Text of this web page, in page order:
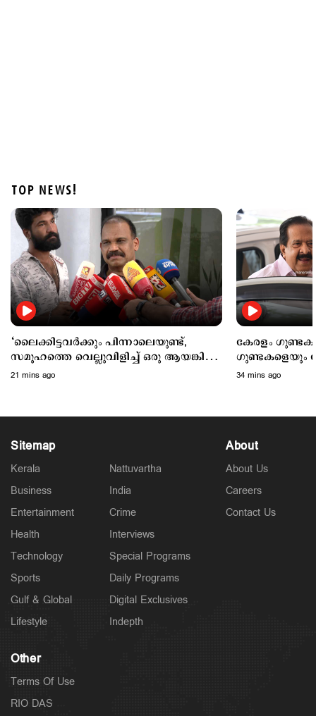
Latest
‘കടലില്‍ കാണാതായവരെ കിട്ടിയോ? ജീവിതം
നഷ്ടപ്പെട്ടയാളാണ്’; അര്‍ജുന്‍ ആയങ്കിയുടെ
പ്രതികരണം
3 hours ago
Latest
ഫ്ലാറ്റിലേക്ക് ഓട്ടോയില്‍; പൊലീസിനെ അറിയിച്ച്
4 hours ago
TOP NEWS!
‘ലൈക്കിട്ടവര്‍ക്കും പിന്നാലെയുണ്ട്,
സമൂഹത്തെ വെല്ലുവിളിച്ച് ഒരു ആയങ്കിയും
ഇനിയുണ്ടാവരുത്’
21 mins ago
കേരളം
ഗുണ്ടകളെയും
34 mins ago
Sitemap
Kerala
Business
Entertainment
Health
Technology
Sports
Gulf & Global
Lifestyle
Nattuvartha
India
Crime
Interviews
Special Programs
Daily Programs
Digital Exclusives
Indepth
About
About Us
Careers
Contact Us
Other
Terms Of Use
RIO DAS